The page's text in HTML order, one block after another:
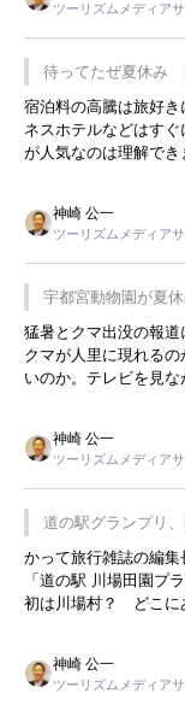
ツーリズムメディア
待ってたぜ夏休み
宿泊料の高騰は旅好
ネスホテルなどはす
が人気なのは理解で
をした時は、移動は
用してホテル代を浮
す。若い人が夜行バ
が残らないのかなと思
神崎 公一
ツーリズムメディア
宇都宮動物園が夏
開催
猛暑とクマ出没の報道
クマが人里に現れる
いのか。テレビを見
んてことは、冗談で
神崎 公一
ツーリズムメディア
道の駅グランプリ
かって旅行雑誌の編
「道の駅 川場田園プ
初は川場村？ どこに
永井 彰一社長にイン
した。プレゼンも巧
は、従業員に東京デ
の何かを理解しても
神崎 公一
ツーリズムメディア